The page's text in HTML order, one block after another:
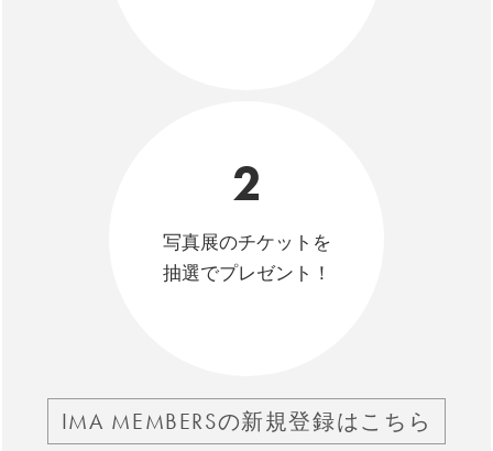
2
写真展のチケットを
抽選でプレゼント！
IMA MEMBERSの新規登録はこちら